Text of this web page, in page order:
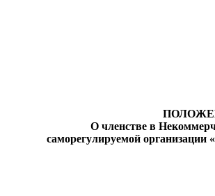
О членстве в
саморегулируемой